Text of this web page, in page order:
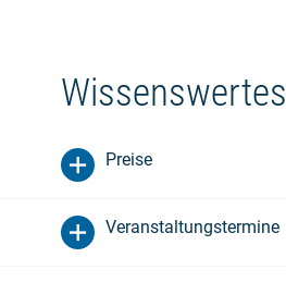
Wissenswertes
Preise
Veranstaltungstermine